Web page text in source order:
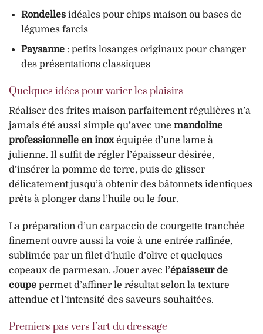
Rondellesidéales pour chips maison ou bases de
légumes farcis
Paysanne: petits losanges originaux pour changer
des présentations classiques
Quelques idées pour varier les plaisirs
Réaliser des frites maison parfaitement régulières n’a
jamais été aussi simple qu’avec une mandoline
professionnelle en inoxéquipée d’une lame à
julienne. Il suffit de régler l’épaisseur désirée,
d’insérer la pomme de terre, puis de glisser
délicatement jusqu’à obtenir des bâtonnets identiques
prêts à plonger dans l’huile ou le four.
La préparation d’un carpaccio de courgette tranchée
finement ouvre aussi la voie à une entrée raffinée,
sublimée par un filet d’huile d’olive et quelques
copeaux de parmesan. Jouer avec l’épaisseur de
coupe permet d’affiner le résultat selon la texture
attendue et l’intensité des saveurs souhaitées.
Premiers pas vers l’art du dressage